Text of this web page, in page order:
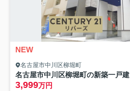
NEW
名古屋市中川区柳堀町
名古屋市中川区柳堀町の新築一戸建
3,999万円